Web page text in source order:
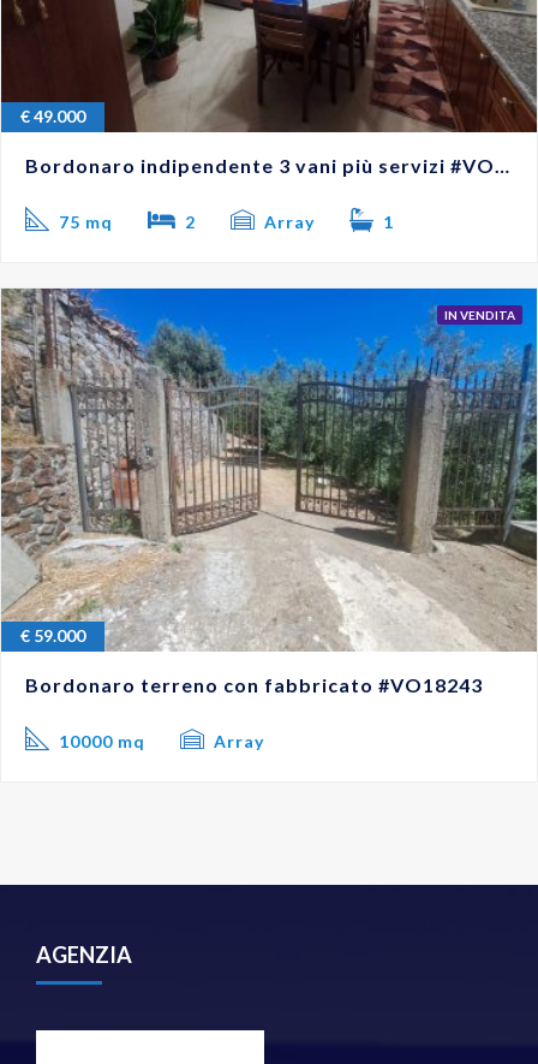
€49.000
Bordonaro indipendente 3 vani più servizi #VO18263
75 mq 2 Array 1
IN VENDITA
€ 59.000
Bordonaro terreno con fabbricato #VO18243
10000 mq Array
AGENZIA